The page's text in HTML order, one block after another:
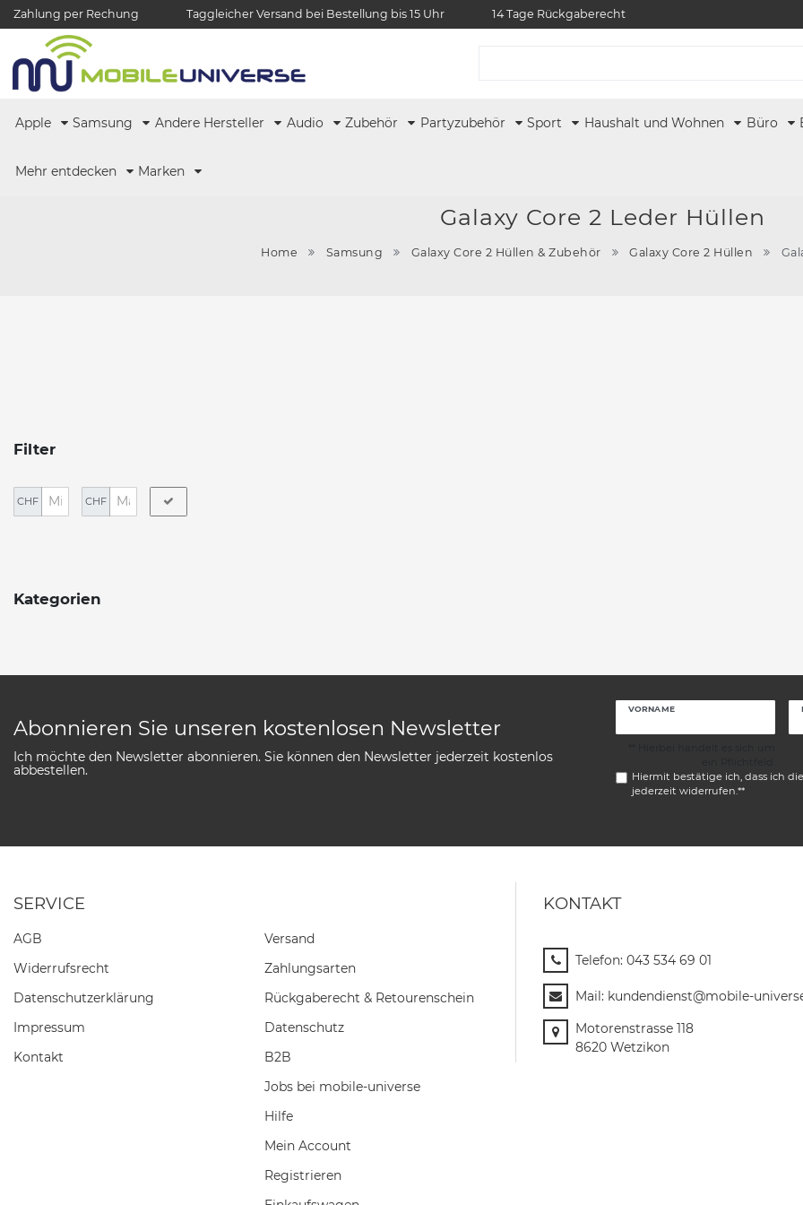
Zahlung per Rechung Taggleicher Versand bei Bestellung bis 15 Uhr 14 Tage Rückgaberecht
Apple Samsung Andere Hersteller Audio Zubehör Partyzubehör Sport Haushalt und Wohnen Büro
Mehr entdecken Marken
Galaxy Core 2 Leder Hüllen
Home Samsung Galaxy Core 2 Hüllen & Zubehör Galaxy Core 2 Hüllen
Filter
CHF CHF
Kategorien
Abonnieren Sie unseren kostenlosen Newsletter
Ich möchte den Newsletter abonnieren. Sie können den Newsletter jederzeit kostenlos
abbestellen.
VORNAME
Hiermit bestätige ich, dass ich die
jederzeit widerrufen.**
SERVICE
AGB
Widerrufs­recht
Daten­schutz­erklärung
Impressum
Kontakt
Versand
Zahlungsarten
Rückgaberecht & Retourenschein
Datenschutz
B2B
Jobs bei mobile-universe
Hilfe
Mein Account
Registrieren
KONTAKT
Telefon: 043 534 69 01
Mail: kundendienst@mobile-
Motorenstrasse 118
8620 Wetzikon